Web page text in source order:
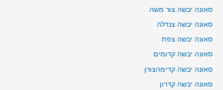
סאונה יבשה צור משה
סאונה יבשה צנדלה
סאונה יבשה צפת
סאונה יבשה קדומים
סאונה יבשה קדימהצורן
סאונה יבשה קדרון